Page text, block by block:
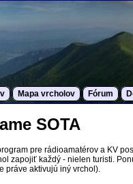
Mapa vrcholov Fórum
SOTA
pre rádioamatérov a KV
zapojiť každý - nielen turisti.
práve aktivujú iný vrchol).